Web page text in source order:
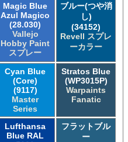
Magic Blue
Azul Magico
(28.030)
Vallejo
Hobby Paint
スプレー
ブルー(つや消
し)
(34152)
Revell スプレ
ーカラー
Cyan Blue
(Core)
(9117)
Master
Series
Stratos Blue
(WP3015P)
Warpaints
Fanatic
Lufthansa
Blue RAL
フラットブル
ー